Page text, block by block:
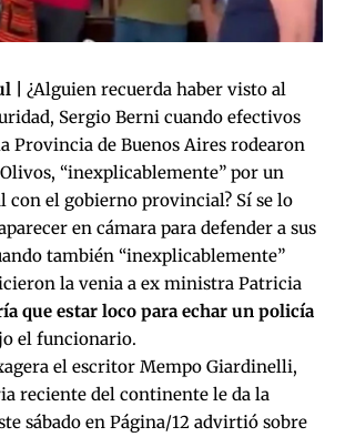
|
¿Alguien recuerda haber visto al
Sergio Berni cuando efectivos
Provincia de Buenos Aires rodearon
“inexplicablemente” por un
con el gobierno provincial? Sí se lo
en cámara para defender a sus
también “inexplicablemente”
la venia a ex ministra Patricia
que estar loco para echar un policía
el funcionario.
el escritor Mempo Giardinelli,
reciente del continente le da la
sábado en Página/12 advirtió sobre